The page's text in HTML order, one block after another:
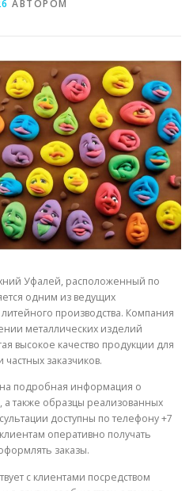
СОРТА МЕТАЛЛОВ
АВТОРОМ
Уфалей, расположенный по
одним из ведущих
производства. Компания
металлических изделий
высокое качество продукции для
заказчиков.
подробная информация о
а также образцы реализованных
доступны по телефону +7
оперативно получать
заказы.
с клиентами посредством